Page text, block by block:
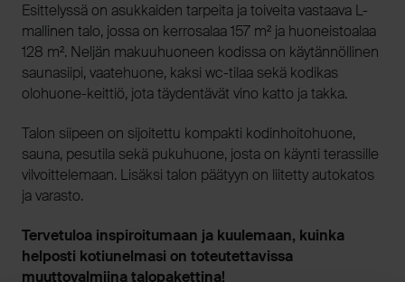
Esittelyssä on asukkaiden tarpeita ja toiveita vastaava L-
mallinen talo, jossa on kerrosalaa 157 m² ja huoneistoalaa
128 m². Neljän makuuhuoneen kodissa on käytännöllinen
saunasiipi, vaatehuone, kaksi wc-tilaa sekä kodikas
olohuone-keittiö, jota täydentävät vino katto ja takka.
Talon siipeen on sijoitettu kompakti kodinhoitohuone,
sauna, pesutila sekä pukuhuone, josta on käynti terassille
vilvoittelemaan. Lisäksi talon päätyyn on liitetty autokatos
ja varasto.
Tervetuloa inspiroitumaan ja kuulemaan, kuinka
helposti kotiunelmasi on toteutettavissa
muuttovalmiina talopakettina!